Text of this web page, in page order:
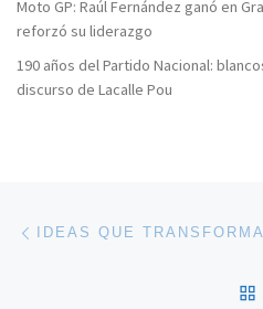
Moto GP: Raúl Fernández ganó en
reforzó su liderazgo
190 años del Partido Nacional:
discurso de Lacalle Pou
Navegación de